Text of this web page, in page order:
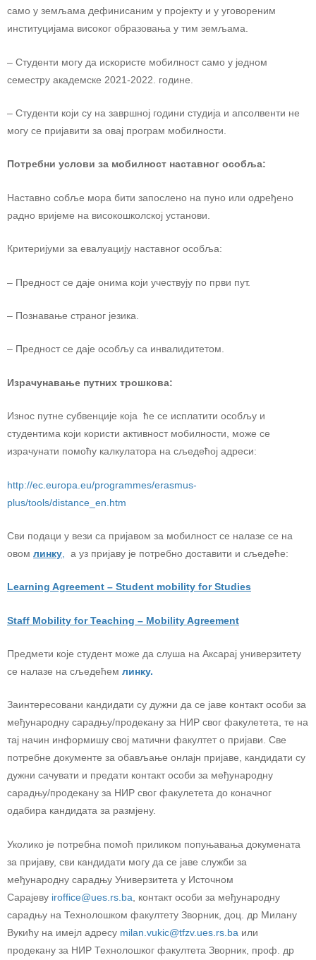
само у земљама дефинисаним у пројекту и у уговореним
институцијама високог образовања у тим земљама.
– Студенти могу да искористе мобилност само у једном
семестру академске 2021-2022. године.
– Студенти који су на завршној години студија и апсолвенти не
могу се пријавити за овај програм мобилности.
Потребни услови за мобилност наставног особља:
Наставно собље мора бити запослено на пуно или одређено
радно вријеме на високошколској установи.
Критеријуми за евалуацију наставног особља:
– Предност се даје онима који учествују по први пут.
– Познавање страног језика.
– Предност се даје особљу са инвалидитетом.
Израчунавање путних трошкова:
Износ путне субвенције која ће се исплатити особљу и
студентима који користи активност мобилности, може се
израчунати помоћу калкулатора на сљедећој адреси:
http://ec.europa.eu/programmes/erasmus-
plus/tools/distance_en.htm
Сви подаци у вези са пријавом за мобилност се налазе се на
овом линку а уз пријаву је потребно доставити и сљедеће:
Learning Agreement – Student mobility for Studies
Staff Mobility for Teaching – Mobility Agreement
Предмети које студент може да слуша на Аксарај универзитету
се налазе на сљедећем линку.
Заинтересовани кандидати су дужни да се јаве контакт особи за
међународну сарадњу/продекану за НИР свог факулетета, те на
тај начин информишу свој матични факултет о пријави. Све
потребне документе за обављање онлајн пријаве, кандидати су
дужни сачувати и предати контакт особи за међународну
сарадњу/продекану за НИР свог факулетета до коначног
одабира кандидата за размјену.
Уколико је потребна помоћ приликом попуњавања докумената
за пријаву, сви кандидати могу да се јаве служби за
међународну сарадњу Универзитета у Источном
Сарајеву iroffice@ues.rs.ba , контакт особи за међународну
сарадњу на Технолошком факултету Зворник, доц. др Милану
Вукићу на имејл адресу milan.vukic@tfzv.ues.rs.ba или
продекану за НИР Технолошког факултета Зворник, проф. др